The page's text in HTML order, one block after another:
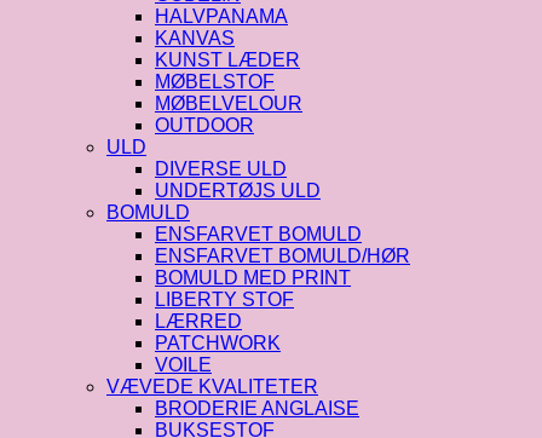
HALVPANAMA
KANVAS
KUNST LÆDER
MØBELSTOF
MØBELVELOUR
OUTDOOR
ULD
DIVERSE ULD
UNDERTØJS ULD
BOMULD
ENSFARVET BOMULD
ENSFARVET BOMULD/HØR
BOMULD MED PRINT
LIBERTY STOF
LÆRRED
PATCHWORK
VOILE
VÆVEDE KVALITETER
BRODERIE ANGLAISE
BUKSESTOF